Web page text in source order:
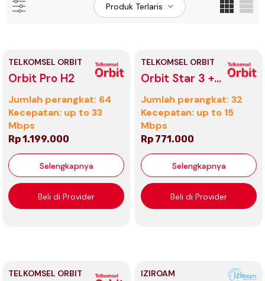
Produk Terlaris
TELKOMSEL ORBIT
Orbit Pro H2
Jumlah perangkat: 64
Kecepatan: up to 33
Mbps
Rp 1.199.000
Selengkapnya
Beli di Provider
TELKOMSEL ORBIT
Orbit Star 3 +
Antena
Jumlah perangkat: 32
Kecepatan: up to 15
Mbps
Rp 771.000
Selengkapnya
Beli di Provider
TELKOMSEL ORBIT IZIROAM